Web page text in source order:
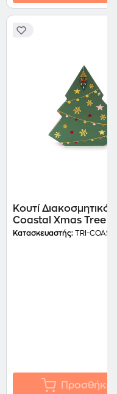
Κουτί Διακοσμητικό
Coastal Xmas Tree
Κατασκευαστής: TRI-COASTAL
Προσθήκη